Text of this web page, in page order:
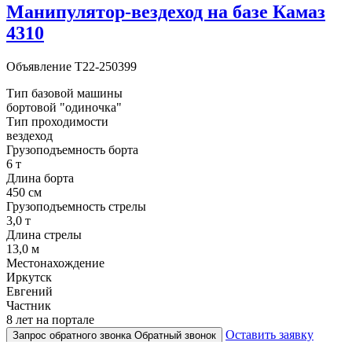
Манипулятор-вездеход на базе Камаз
4310
Объявление T22-250399
Тип базовой машины
бортовой "одиночка"
Тип проходимости
вездеход
Грузоподъемность борта
6 т
Длина борта
450 cм
Грузоподъемность стрелы
3,0 т
Длина стрелы
13,0 м
Местонахождение
Иркутск
Евгений
Частник
8 лет на портале
Запрос обратного звонка Обратный звонок Оставить заявку